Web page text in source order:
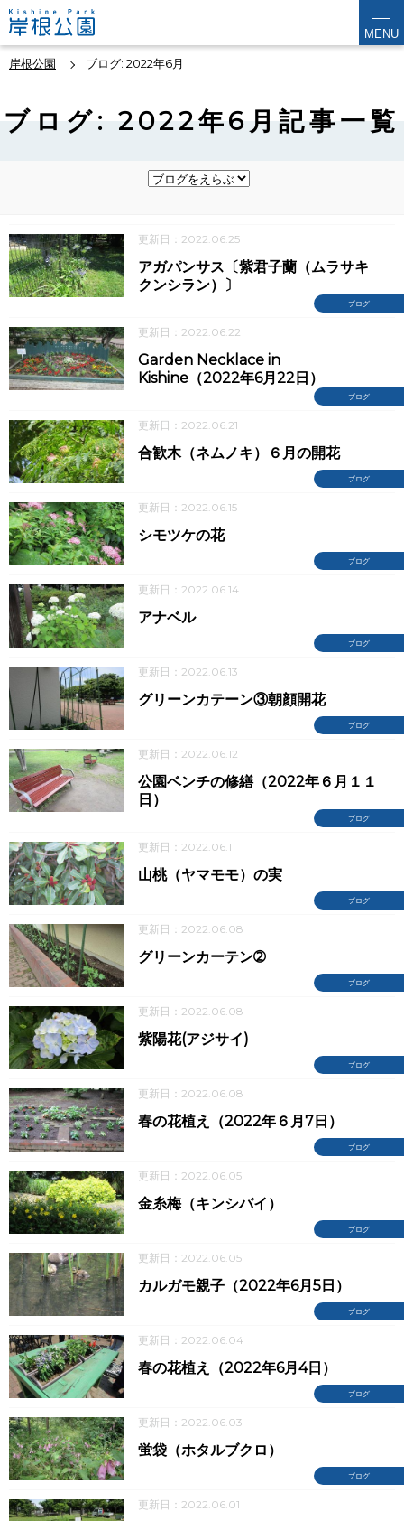
MENU
岸根公園 ブログ: 2022年6月
ブログ: 2022年6月記事一覧
更新日：2022.06.25
ブログ
アガパンサス〔紫君子蘭（ムラサキ
クンシラン）〕
更新日：2022.06.22
ブログ
Garden Necklace in
Kishine（2022年6月22日）
更新日：2022.06.21
ブログ
合歓木（ネムノキ）６月の開花
更新日：2022.06.15
ブログ
シモツケの花
更新日：2022.06.14
ブログ
アナベル
更新日：2022.06.13
ブログ
グリーンカテーン③朝顔開花
更新日：2022.06.12
ブログ
公園ベンチの修繕（2022年６月１１
日）
更新日：2022.06.11
ブログ
山桃（ヤマモモ）の実
更新日：2022.06.08
ブログ
グリーンカーテン➁
更新日：2022.06.08
ブログ
紫陽花(アジサイ)
更新日：2022.06.08
ブログ
春の花植え（2022年６月7日）
更新日：2022.06.05
ブログ
金糸梅（キンシバイ）
更新日：2022.06.05
ブログ
カルガモ親子（2022年6月5日）
更新日：2022.06.04
ブログ
春の花植え（2022年6月4日）
更新日：2022.06.03
ブログ
蛍袋（ホタルブクロ）
更新日：2022.06.01